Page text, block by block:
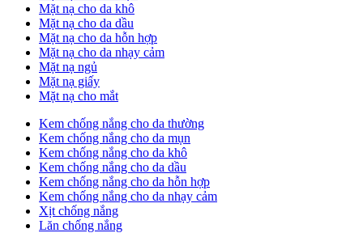
Mặt nạ cho da khô
Mặt nạ cho da dầu
Mặt nạ cho da hỗn hợp
Mặt nạ cho da nhạy cảm
Mặt nạ ngủ
Mặt nạ giấy
Mặt nạ cho mắt
Kem chống nắng cho da thường
Kem chống nắng cho da mụn
Kem chống nắng cho da khô
Kem chống nắng cho da dầu
Kem chống nắng cho da hỗn hợp
Kem chống nắng cho da nhạy cảm
Xịt chống nắng
Lăn chống nắng